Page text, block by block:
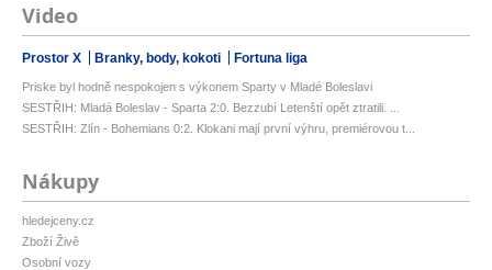
Video
Prostor X Branky, body, kokoti Fortuna liga
Priske byl hodně nespokojen s výkonem Sparty v Mladé Boleslavi
SESTŘIH: Mladá Boleslav - Sparta 2:0. Bezzubí Letenští opět ztratili. ...
SESTŘIH: Zlín - Bohemians 0:2. Klokani mají první výhru, premiérovou t...
Nákupy
hledejceny.cz
Zboží Živě
Osobní vozy